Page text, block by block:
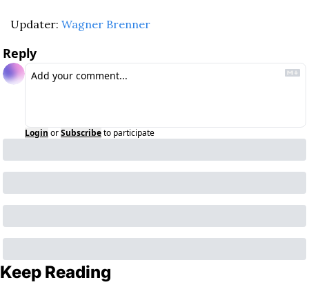
Updater: Wagner Brenner
Reply
Login orSubscribeto participate
Keep Reading